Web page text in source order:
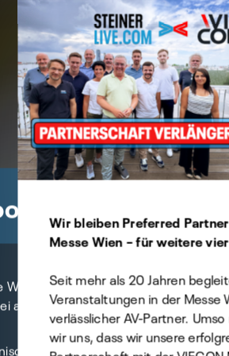
Präferenzen
Website verwendet Cookies -
angeben, welche Sie davon zulassen
Wir bleiben Preferred
Messe Wien – für weitere
Seit mehr als 20 Jahren
Veranstaltungen in der Messe
verlässlicher AV-Partner.
wir uns, dass wir unsere